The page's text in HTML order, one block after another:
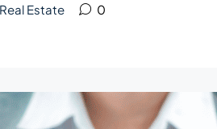
Real Estate 0